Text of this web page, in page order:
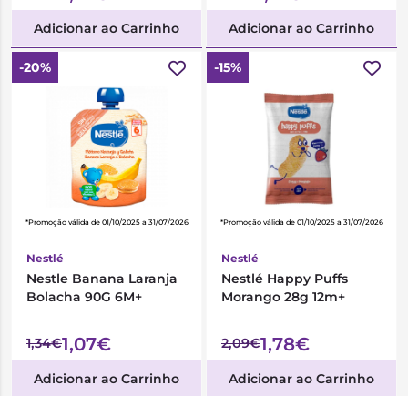
Adicionar ao Carrinho Adicionar ao Carrinho
-20%
*Promoção válida de 01/10/2025 a 31/07/2026
Nestlé
Nestle Banana Laranja
Bolacha 90G 6M+
1,34€1,07€
Adicionar ao Carrinho
-15%
*Promoção válida de 01/10/2025 a 31/07/2026
Nestlé
Nestlé Happy Puffs
Morango 28g 12m+
2,09€1,78€
Adicionar ao Carrinho